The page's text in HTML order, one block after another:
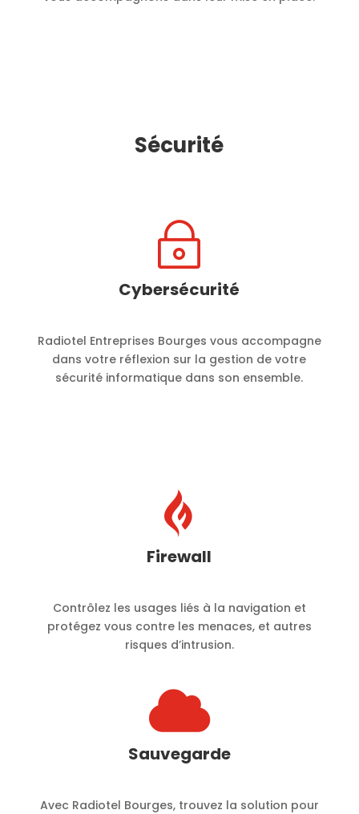
Sécurité
~
Cybersécurité
Radiotel Entreprises Bourges vous accompagne
dans votre réflexion sur la gestion de votre
sécurité informatique dans son ensemble.

Firewall
Contrôlez les usages liés à la navigation et
protégez vous contre les menaces, et autres
risques d’intrusion.

Sauvegarde
Avec Radiotel Bourges, trouvez la solution pour